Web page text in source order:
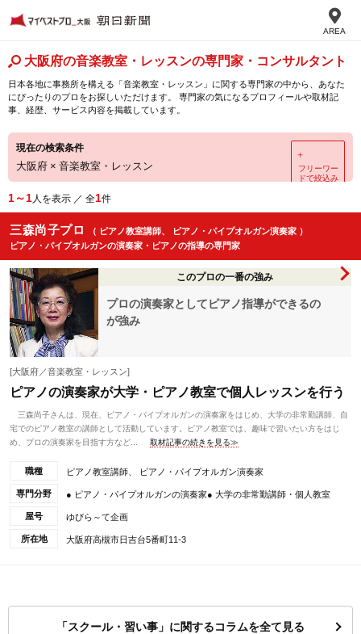
AREA
大阪府の音楽教室・レッスンの専門家・コンサルタント
日本各地に事務所を構える「音楽教室・レッスン」に関する専門家の中から、あなた
にぴったりのプロをお探しいただけます。 専門家の気になるプロフィールや取材記
事、経歴、サービス内容を掲載しています。
現在の検索条件
大阪府 × 音楽教室・レッスン
＋
フリーワー
ドで絞込み
1～1人を表示 ／ 全1件
三森尚子プロ
（ ピアノ教室講師、 ピアノ・パイプオルガン演奏家 ）
ピアノ・パイプオルガンの演奏家・ピアノの指導の専門家
このプロの一番の強み
プロの演奏家としてピアノ指導ができるの
が強み
[大阪府／音楽教室・レッスン]
ピアノの演奏家が大学・ピアノ教室で個人レッスンを行う
三森尚子さんは、現在、ピアノ・パイプオルガンの演奏家をはじめ、大学の非常勤講師、自
宅でのピアノ教室の講師として活動しています。ピアノ教室では、趣味で習いたい方をはじ
め、プロの演奏家を目指す方など...
取材記事の続きを見る≫
職種 ピアノ教室講師、 ピアノ・パイプオルガン演奏家
専門分野 ● ピアノ・パイプオルガンの演奏家● 大学の非常勤講師・個人教室
屋号 ゆびら～て企画
所在地 大阪府高槻市日吉台5番町11-3
「スクール・習い事」に関するコラムを全て見る